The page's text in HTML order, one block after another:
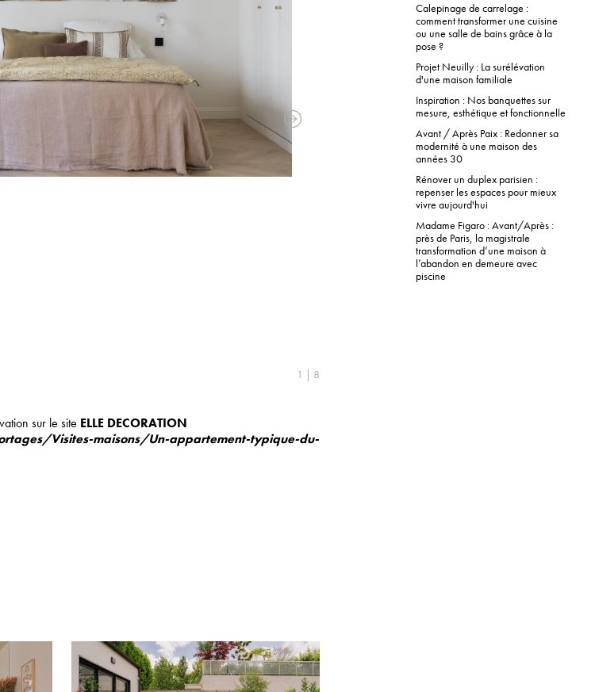
1 | 8
sur le site ELLE DECORATION
Visites-maisons/Un-appartement-typique-du-
Calepinage de carrelage :
comment transformer une cuisine
ou une salle de bains grâce à la
pose ?
Projet Neuilly : La surélévation
d'une maison familiale
Inspiration : Nos banquettes sur
mesure, esthétique et fonctionnelle
Avant / Après Paix : Redonner sa
modernité à une maison des
années 30
Rénover un duplex parisien :
repenser les espaces pour mieux
vivre aujourd'hui
Madame Figaro : Avant/Après :
près de Paris, la magistrale
transformation d’une maison à
l’abandon en demeure avec
piscine